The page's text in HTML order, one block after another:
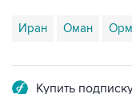
Иран Оман
Купить